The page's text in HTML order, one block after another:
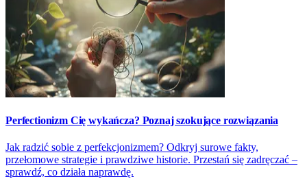
Perfectionizm Cię wykańcza? Poznaj szokujące rozwiązania
Jak radzić sobie z perfekcjonizmem? Odkryj surowe fakty,
przełomowe strategie i prawdziwe historie. Przestań się zadręczać –
sprawdź, co działa naprawdę.